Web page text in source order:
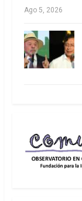
Ago 5, 2026